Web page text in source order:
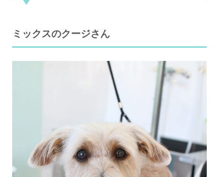
ミックスのクージさん